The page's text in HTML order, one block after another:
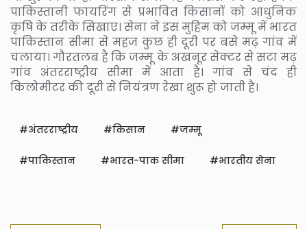
पाकिस्तानी फायरिंग से प्रभावित किसानों को आधुनिक
कृषि के तरीके सिखाए। सेना ने इस मुहिम को जम्मू में भारत
पाकिस्तान सीमा से महज कुछ ही दूरी पर बसे मढ़ गांव में
चलाया। गौरतलब है कि जम्मू के अखनूर सेक्टर से सटा मढ़
गांव अंतरराष्ट्रीय सीमा में आता है। गांव से चंद ही
किलोमीटर की दूरी से नियंत्रण रेखा शुरू हो जाती है।
अंतरराष्ट्रीय किसान जम्मू
पाकिस्तान भारत-पाक सीमा भारतीय सेना